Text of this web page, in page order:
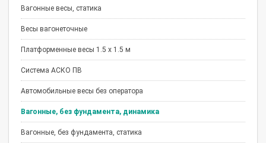
Вагонные весы, статика
Весы вагонеточные
Платформенные весы 1.5 х 1.5 м
Система АСКО ПВ
Автомобильные весы без оператора
Вагонные, без фундамента, динамика
Вагонные, без фундамента, статика